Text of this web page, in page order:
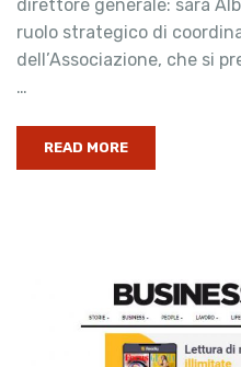
direttore generale: sarà
ruolo strategico di
dell’Associazione, che si
…
READ MORE